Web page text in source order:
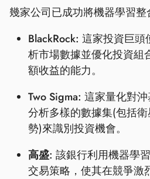
幾家公司已成功將機器學習
BlackRock: 這家投資巨頭
析市場數據並優化投資組
額收益的能力。
Two Sigma: 這家量化對
分析多樣的數據集(包括
勢)來識別投資機會。
高盛: 該銀行利用機器學
交易策略，使其在競爭激